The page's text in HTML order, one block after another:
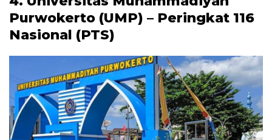
Purwokerto (UMP) – Peringkat 116
Nasional (PTS)